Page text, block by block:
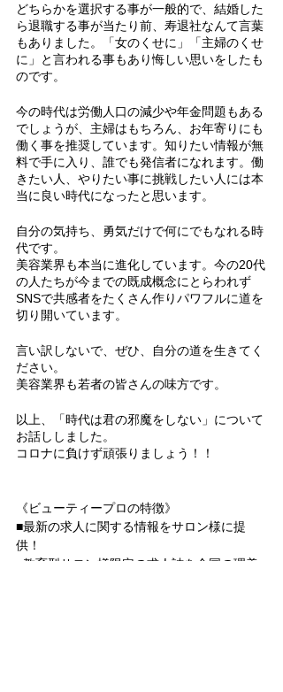
どちらかを選択する事が一般的で、結婚した
ら退職する事が当たり前、寿退社なんて言葉
もありました。「女のくせに」「主婦のくせ
に」と言われる事もあり悔しい思いをしたも
のです。
今の時代は労働人口の減少や年金問題もある
でしょうが、主婦はもちろん、お年寄りにも
働く事を推奨しています。知りたい情報が無
料で手に入り、誰でも発信者になれます。働
きたい人、やりたい事に挑戦したい人には本
当に良い時代になったと思います。
自分の気持ち、勇気だけで何にでもなれる時
代です。
美容業界も本当に進化しています。今の20代
の人たちが今までの既成概念にとらわれず
SNSで共感者をたくさん作りパワフルに道を
切り開いています。
言い訳しないで、ぜひ、自分の道を生きてく
ださい。
美容業界も若者の皆さんの味方です。
以上、「時代は君の邪魔をしない」について
お話ししました。
コロナに負けず頑張りましょう！！
《ビューティープロの特徴》
■最新の求人に関する情報をサロン様に提
供！
■教育型サロン様限定の求人誌を全国の理美